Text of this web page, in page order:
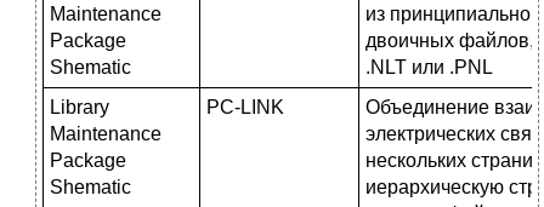
Maintenance
Package
Shematic
из
двоичных
.NLT или .PNL
Library
Maintenance
Package
Shematic
PC-LINK
Объединение
электрических
нескольких
иерархическую